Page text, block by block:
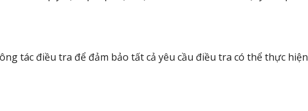
tác điều tra để đảm bảo tất cả yêu cầu điều tra có thể thực hiện